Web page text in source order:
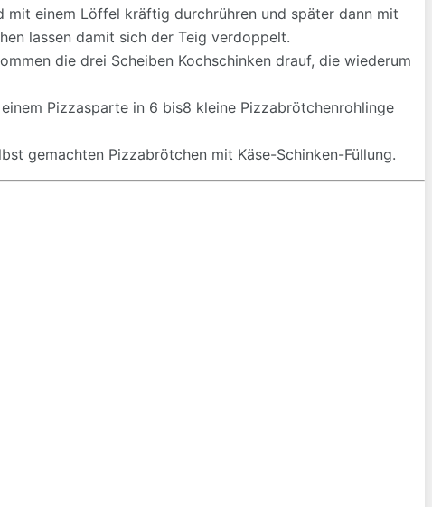
mit einem Löffel kräftig durchrühren und später dann mit
lassen damit sich der Teig verdoppelt.
die drei Scheiben Kochschinken drauf, die wiederum
Pizzasparte in 6 bis8 kleine Pizzabrötchenrohlinge
gemachten Pizzabrötchen mit Käse-Schinken-Füllung.